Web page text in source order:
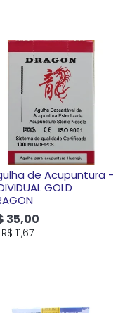
de Acupuntura -
GOLD
35,00
R$ 11,67